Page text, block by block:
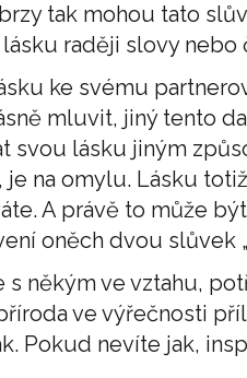
tak mohou tato
raději slovy nebo
ke svému
mluvit, jiný tento
svou lásku jiným
je na omylu. Lásku
A právě to může
oněch dvou slůvek
s někým ve vztahu,
ve výřečnosti
Pokud nevíte jak,